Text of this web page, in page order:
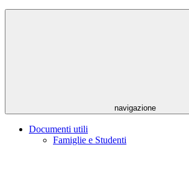
navigazione
Documenti utili
Famiglie e Studenti